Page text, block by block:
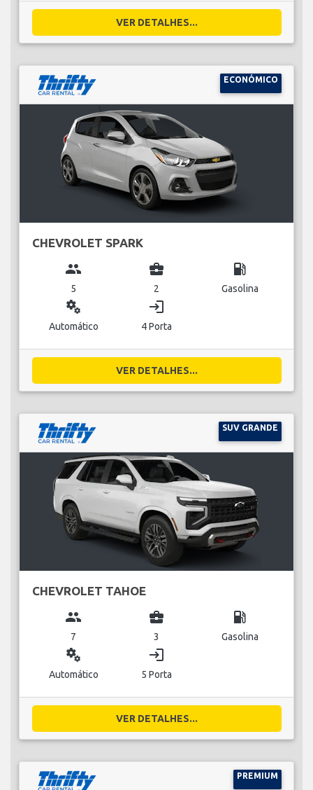
VER DETALHES...
ECONÓMICO
CHEVROLET SPARK
group
5
business_center
2
local_gas_station
Gasolina
miscellaneous_services
Automático
login
4 Porta
VER DETALHES...
SUV GRANDE
CHEVROLET TAHOE
group
7
business_center
3
local_gas_station
Gasolina
miscellaneous_services
Automático
login
5 Porta
VER DETALHES...
PREMIUM